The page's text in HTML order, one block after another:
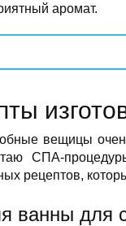
аромат.
вещицы
СПА-
рецептов,
ванны для